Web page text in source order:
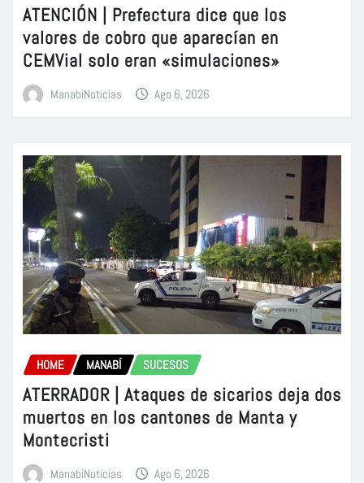
ATENCIÓN | Prefectura dice que los
valores de cobro que aparecían en
CEMVial solo eran «simulaciones»
ManabiNoticias Ago 6, 2026
HOME MANABÍ SUCESOS
ATERRADOR | Ataques de sicarios deja dos
muertos en los cantones de Manta y
Montecristi
ManabiNoticias Ago 6, 2026